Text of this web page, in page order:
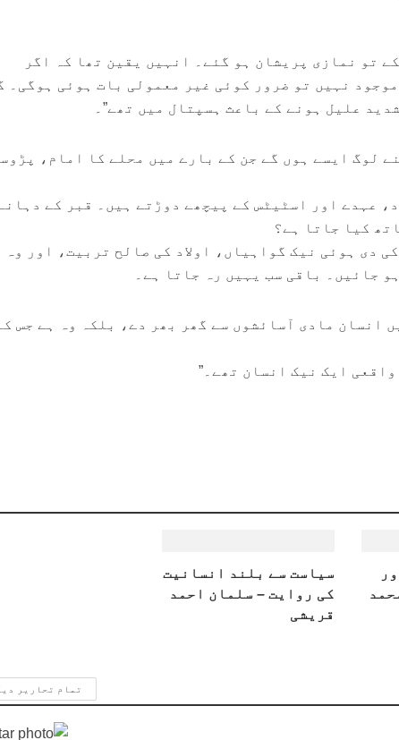
تو نمازی پریشان ہو گئے۔ انہیں یقین تھا کہ اگر
نہیں تو ضرور کوئی غیر معمولی بات ہوئی ہوگی۔
علیل ہونے کے باعث ہسپتال میں تھے”۔
لوگ ایسے ہوں گے جن کے بارے میں محلے کا امام،
عہدے اور اسٹیٹس کے پیچھے دوڑتے ہیں۔ قبر کے
کیا جاتا ہے؟
دی ہوئی نیک گواہیاں، اولاد کی صالح تربیت، اور وہ
جائیں۔ باقی سب یہیں رہ جاتا ہے۔
انسان مادی آسائشوں سے گھر بھر دے، بلکہ وہ ہے جس
ایک نیک انسان تھے۔”
سیاست سے بلند انسانیت
کی روایت – سلمان احمد
قریشی
تمام تحاریر